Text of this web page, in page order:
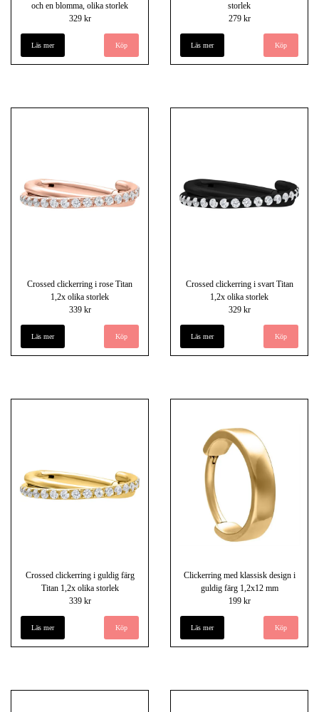
och en blomma, olika storlek
329 kr
Läs mer Köp
storlek
279 kr
Läs mer Köp
Crossed clickerring i rose Titan
1,2x olika storlek
339 kr
Läs mer Köp
Crossed clickerring i svart Titan
1,2x olika storlek
329 kr
Läs mer Köp
Crossed clickerring i guldig färg
Titan 1,2x olika storlek
339 kr
Läs mer Köp
Clickerring med klassisk design i
guldig färg 1,2x12 mm
199 kr
Läs mer